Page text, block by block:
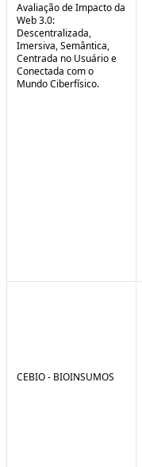
Avaliação de Impacto da
Web 3.0:
Descentralizada,
Imersiva, Semântica,
Centrada no Usuário e
Conectada com o
Mundo Ciberfísico.
CEBIO - BIOINSUMOS